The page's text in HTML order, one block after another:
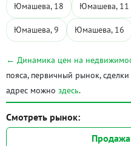
Юмашева, 18 Юмашева, 11
Юмашева, 9 Юмашева, 16
← Динамика цен на
пояса, первичный рынок,
адрес можно здесь.
Смотреть рынок: